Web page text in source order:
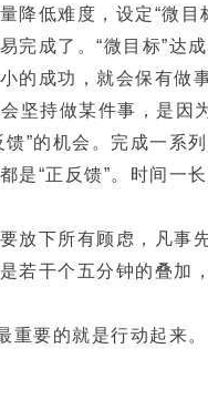
降低难度，设定“微目
完成了。“微目标”达
的成功，就会保有做
坚持做某件事，是因
”的机会。完成一系
是“正反馈”。时间一
放下所有顾虑，凡事
若干个五分钟的叠加
重要的就是行动起来。